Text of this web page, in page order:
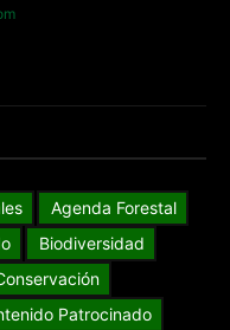
Agenda Forestal
Biodiversidad
Patrocinado